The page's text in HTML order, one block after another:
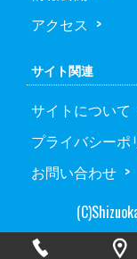
アクセス
サイト関連
サイトについて
プライバシーポ
お問い合わせ